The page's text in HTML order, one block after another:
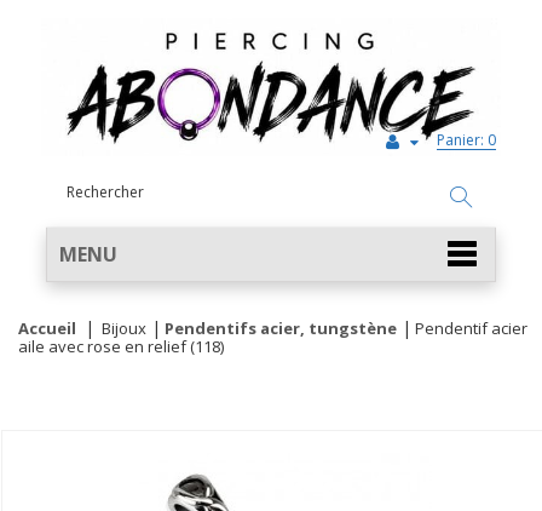
Panier: 0
MENU
Accueil Bijoux Pendentifs acier, tungstène
Pendentif acier
aile avec rose en relief (118)